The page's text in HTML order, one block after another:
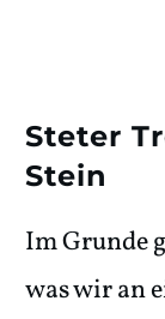
Steter
Stein
Im Grunde
was wir an